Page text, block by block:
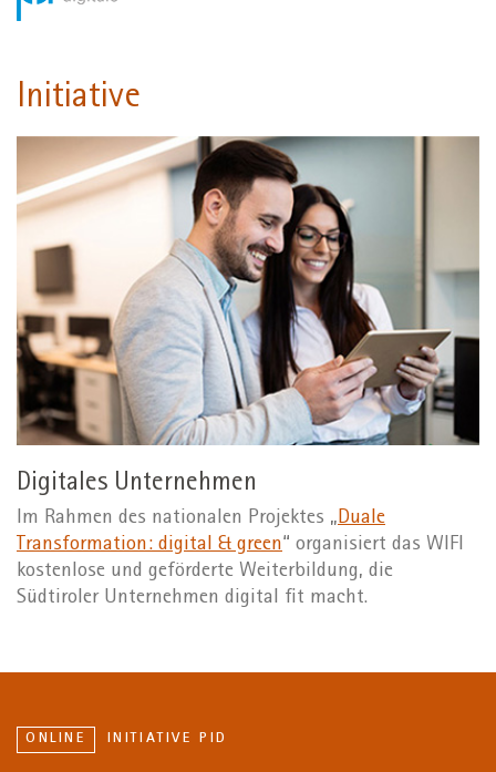
Initiative
Digitales Unternehmen
Im Rahmen des nationalen Projektes „Duale
Transformation: digital & green“ organisiert das WIFI
kostenlose und geförderte Weiterbildung, die
Südtiroler Unternehmen digital fit macht.
INITIATIVE PID
ONLINE